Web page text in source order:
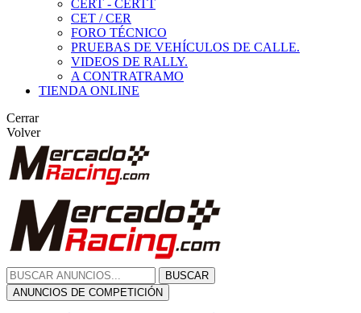
CERT - CERTT
CET / CER
FORO TÉCNICO
PRUEBAS DE VEHÍCULOS DE CALLE.
VIDEOS DE RALLY.
A CONTRATRAMO
TIENDA ONLINE
Cerrar
Volver
BUSCAR
ANUNCIOS DE COMPETICIÓN